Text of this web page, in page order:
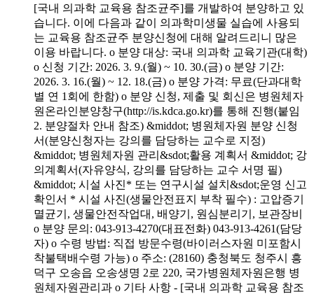
[국내 의과학 교육용 참조균주]를 개발하여 분양하고 있
습니다. 이에 다음과 같이 의과학미생물 실습에 사용되
는 교육용 참조균주 분양신청에 대해 알려드리니 많은
이용 바랍니다. o 분양 대상: 국내 의과학 교육기관(대학)
o 신청 기간: 2026. 3. 9.(월) ~ 10. 30.(금) o 분양 기간:
2026. 3. 16.(월) ~ 12. 18.(금) o 분양 가격: 무료(단과대학
별 연 1회에 한함) o 분양 신청, 제출 및 회신은 병원체자
원온라인분양창구(http://is.kdca.go.kr)를 통해 진행(붙임
2. 분양절차 안내 참조) &middot; 병원체자원 분양 신청
서(분양신청자는 강의를 담당하는 교수로 지정)
&middot; 병원체자원 관리&sdot;활용 계획서 &middot; 강
의계획서(자유양식, 강의를 담당하는 교수 서명 필)
&middot; 시설 사진* 또는 연구시설 설치&sdot;운영 신고
확인서 * 시설 사진(생물안전표지 부착 필수) : 고압증기
멸균기, 생물안전작업대, 배양기, 원심분리기, 보관장비
o 분양 문의: 043-913-4270(대표전화) 043-913-4261(담당
자) o 수령 방법: 직접 방문수령(바이러스자원 미포함시
착불택배수령 가능) o 주소: (28160) 충청북도 청주시 흥
덕구 오송읍 오송생명 2로 220, 국가병원체자원은행 병
원체자원관리과 o 기타 사항 - [국내 의과학 교육용 참조